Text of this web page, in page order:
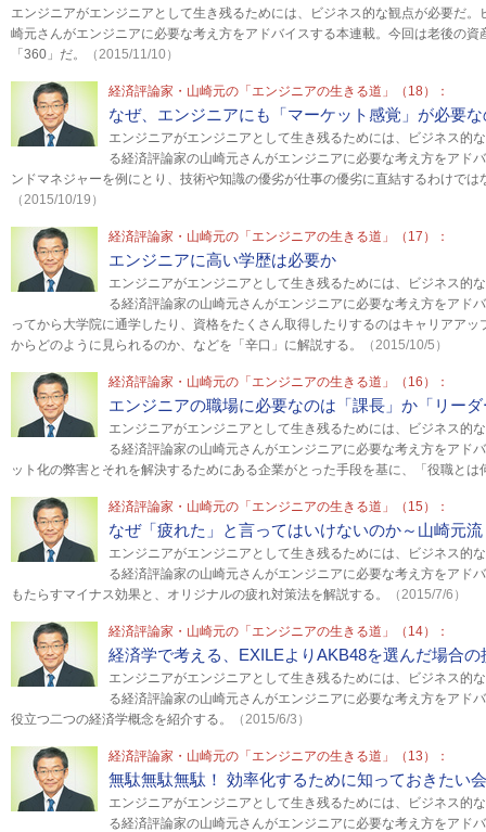
エンジニアがエンジニアとして生き残るためには、ビジネス的な観点が必要だ
崎元さんがエンジニアに必要な考え方をアドバイスする本連載。今回は老後の
「360」だ。
（2015/11/10）
経済評論家・山崎元の「エンジニアの生きる道」（18）：
なぜ、エンジニアにも「マーケット感覚」が必要
エンジニアがエンジニアとして生き残るためには、ビジネス的
る経済評論家の山崎元さんがエンジニアに必要な考え方をアド
ンドマネジャーを例にとり、技術や知識の優劣が仕事の優劣に直結するわけでは
（2015/10/19）
経済評論家・山崎元の「エンジニアの生きる道」（17）：
エンジニアに高い学歴は必要か
エンジニアがエンジニアとして生き残るためには、ビジネス的
る経済評論家の山崎元さんがエンジニアに必要な考え方をアド
ってから大学院に通学したり、資格をたくさん取得したりするのはキャリアア
からどのように見られるのか、などを「辛口」に解説する。
（2015/10/5）
経済評論家・山崎元の「エンジニアの生きる道」（16）：
エンジニアの職場に必要なのは「課長」か「リー
エンジニアがエンジニアとして生き残るためには、ビジネス的
る経済評論家の山崎元さんがエンジニアに必要な考え方をアド
ット化の弊害とそれを解決するためにある企業がとった手段を基に、「役職とは
経済評論家・山崎元の「エンジニアの生きる道」（15）：
なぜ「疲れた」と言ってはいけないのか～山崎元
エンジニアがエンジニアとして生き残るためには、ビジネス的
る経済評論家の山崎元さんがエンジニアに必要な考え方をアド
もたらすマイナス効果と、オリジナルの疲れ対策法を解説する。
（2015/7/6）
経済評論家・山崎元の「エンジニアの生きる道」（14）：
経済学で考える、EXILEよりAKB48を選んだ場合の
エンジニアがエンジニアとして生き残るためには、ビジネス的
る経済評論家の山崎元さんがエンジニアに必要な考え方をアド
役立つ二つの経済学概念を紹介する。
（2015/6/3）
経済評論家・山崎元の「エンジニアの生きる道」（13）：
無駄無駄無駄！ 効率化するために知っておきたい
エンジニアがエンジニアとして生き残るためには、ビジネス的
る経済評論家の山崎元さんがエンジニアに必要な考え方をアド